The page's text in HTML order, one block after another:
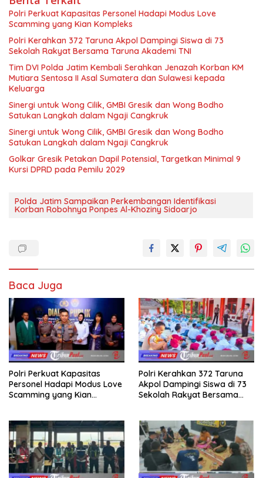
Polri Perkuat Kapasitas Personel Hadapi Modus Love
Scamming yang Kian Kompleks
Polri Kerahkan 372 Taruna Akpol Dampingi Siswa di 73
Sekolah Rakyat Bersama Taruna Akademi TNI
Tim DVI Polda Jatim Kembali Serahkan Jenazah Korban KM
Mutiara Sentosa II Asal Sumatera dan Sulawesi kepada
Keluarga
Sinergi untuk Wong Cilik, GMBI Gresik dan Wong Bodho
Satukan Langkah dalam Ngaji Cangkruk
Sinergi untuk Wong Cilik, GMBI Gresik dan Wong Bodho
Satukan Langkah dalam Ngaji Cangkruk
Golkar Gresik Petakan Dapil Potensial, Targetkan Minimal 9
Kursi DPRD pada Pemilu 2029
Polda Jatim Sampaikan Perkembangan Identifikasi
Korban Robohnya Ponpes Al-Khoziny Sidoarjo
Baca Juga
Polri Perkuat Kapasitas
Personel Hadapi Modus Love
Scamming yang Kian
Polri Kerahkan 372 Taruna
Akpol Dampingi Siswa di 73
Sekolah Rakyat Bersama